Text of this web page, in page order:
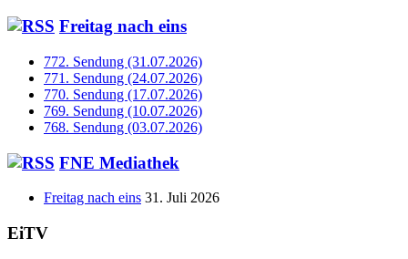
Freitag nach eins
772. Sendung (31.07.2026)
771. Sendung (24.07.2026)
770. Sendung (17.07.2026)
769. Sendung (10.07.2026)
768. Sendung (03.07.2026)
FNE Mediathek
Freitag nach eins 31. Juli 2026
EiTV